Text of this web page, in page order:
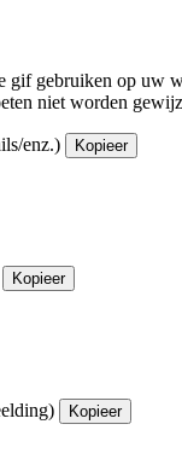
gif gebruiken op uw
niet worden
enz.) Kopieer
Kopieer
Kopieer